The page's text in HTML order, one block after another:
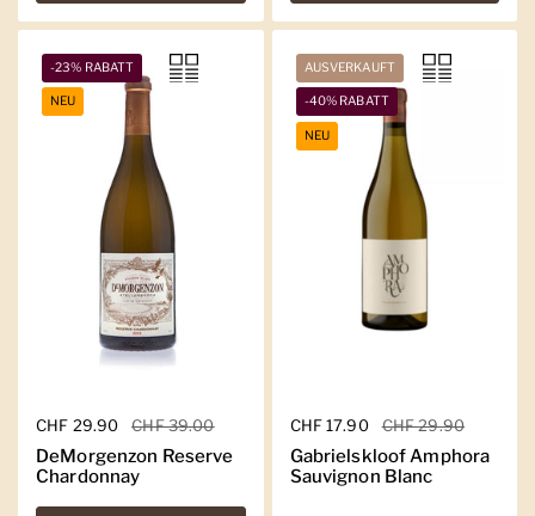
Regulärer Preis
CHF 29.90 Sale-Preis
CHF 39.00
DeMorgenzon Reserve
Chardonnay
-23% RABATT
NEU
Regulärer Preis
CHF 17.90 Sale-Preis
CHF 29.90
Gabrielskloof Amphora
Sauvignon Blanc
AUSVERKAUFT
-40% RABATT
NEU